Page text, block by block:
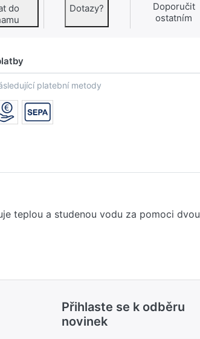
do
Dotazy?
Doporučit
ostatním
platební metody
teplou a studenou vodu za pomoci dvou
Přihlaste se k odběru
novinek